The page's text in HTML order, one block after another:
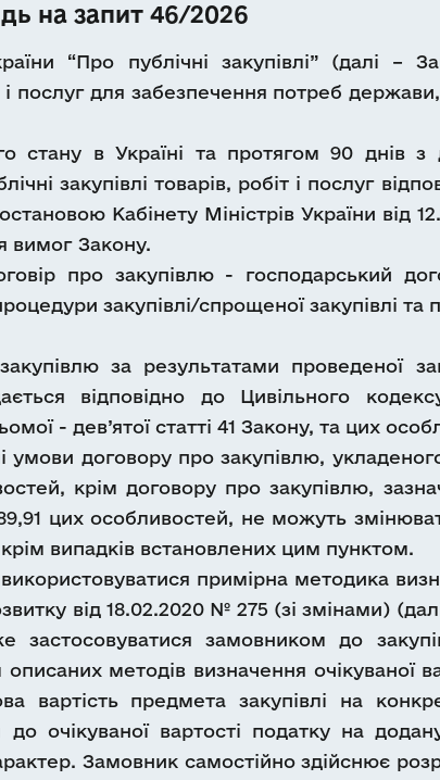
на запит 46/2026
“Про публічні закупівлі” (далі –
і послуг для забезпечення потреб
стану в Україні та протягом 90 днів
закупівлі товарів, робіт і послуг
Кабінету Міністрів України від
вимог Закону.
про закупівлю - господарський
закупівлі/спрощеної закупівлі та
за результатами проведеної
відповідно до Цивільного
- дев’ятої статті 41 Закону, та цих
договору про закупівлю, укладеного
крім договору про закупівлю,
цих особливостей, не можуть
випадків встановлених цим пунктом.
примірна методика
від 18.02.2020 № 275 (зі змінами)
застосовуватися замовником до
методів визначення очікуваної
вартість предмета закупівлі на
очікуваної вартості податку на
Замовник самостійно здійснює